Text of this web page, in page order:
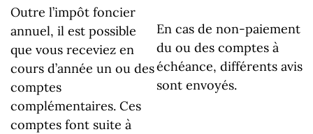
Outre l’impôt foncier
annuel, il est possible
que vous receviez en
cours d’année un ou des
comptes
complémentaires. Ces
comptes font suite à
En cas de non-paiement
du ou des comptes à
échéance, différents avis
sont envoyés.